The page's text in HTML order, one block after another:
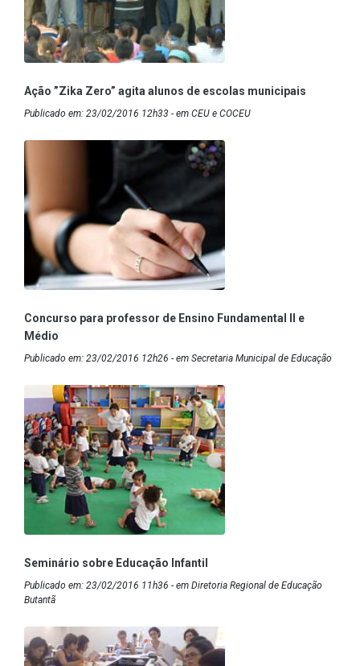
Ação ”Zika Zero” agita alunos de escolas municipais
Publicado em: 23/02/2016 12h33 - em CEU e COCEU
Concurso para professor de Ensino Fundamental II e
Médio
Publicado em: 23/02/2016 12h26 - em Secretaria Municipal de Educação
Seminário sobre Educação Infantil
Publicado em: 23/02/2016 11h36 - em Diretoria Regional de Educação
Butantã